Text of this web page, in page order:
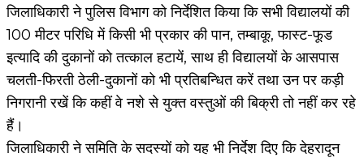
जिलाधिकारी ने पुलिस विभाग को निर्देशित किया कि सभी विद्यालयों की
100 मीटर परिधि में किसी भी प्रकार की पान, तम्बाकू, फास्ट-फूड
इत्यादि की दुकानों को तत्काल हटायें, साथ ही विद्यालयों के आसपास
चलती-फिरती ठेली-दुकानों को भी प्रतिबन्धित करें तथा उन पर कड़ी
निगरानी रखें कि कहीं वे नशे से युक्त वस्तुओं की बिक्री तो नहीं कर रहे
हैं।
जिलाधिकारी ने समिति के सदस्यों को यह भी निर्देश दिए कि देहरादून